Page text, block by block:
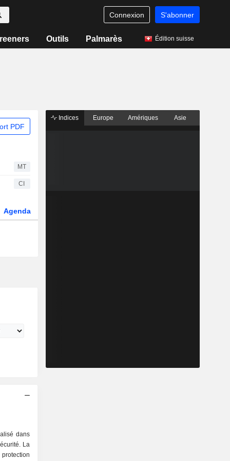
Connexion S'abonner
Outils Palmarès Édition suisse
PDF
MT
CI
Agenda
dans
La
Indices Europe Amériques Asie